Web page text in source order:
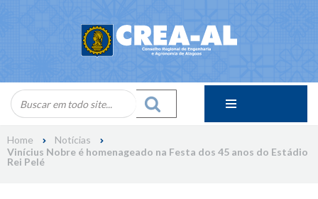
Home
Notícias
Vinícius Nobre é homenageado na Festa dos 45 anos do Estádio
Rei Pelé